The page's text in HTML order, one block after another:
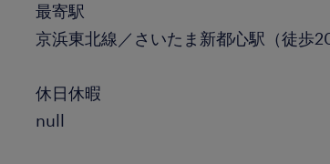
最寄駅
京浜東北線／さいたま新都心駅（徒歩
休日休暇
null